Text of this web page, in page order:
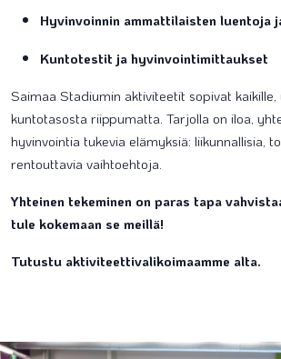
Hyvinvoinnin ammattilaisten luentoja
Kuntotestit ja hyvinvointimittaukset
Saimaa Stadiumin aktiviteetit sopivat kaikille,
kuntotasosta riippumatta. Tarjolla on iloa,
hyvinvointia tukevia elämyksiä: liikunnallisia,
rentouttavia vaihtoehtoja.
Yhteinen tekeminen on paras tapa
tule kokemaan se meillä!
Tutustu aktiviteettivalikoimaamme alta.